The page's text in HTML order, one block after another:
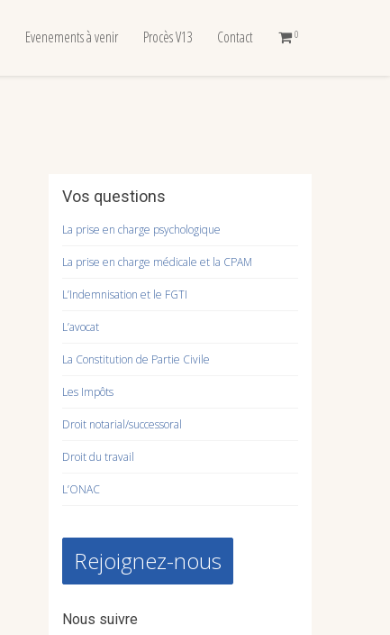
Evenements à venir Procès V13 Contact 0
Vos questions
La prise en charge psychologique
La prise en charge médicale et la CPAM
L’Indemnisation et le FGTI
L’avocat
La Constitution de Partie Civile
Les Impôts
Droit notarial/successoral
Droit du travail
L’ONAC
Rejoignez-nous
Nous suivre